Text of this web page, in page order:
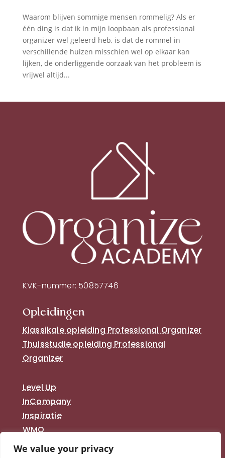
We value your privacy
Waarom blijven sommige mensen rommelig? Als er
één ding is dat ik in mijn loopbaan als professional
organizer wel geleerd heb, is dat de rommel in
verschillende huizen misschien wel op elkaar kan
lijken, de onderliggende oorzaak van het probleem is
vrijwel altijd...
KVK-nummer: 50857746
Opleidingen
Klassikale opleiding Professional Organizer
Thuisstudie opleiding Professional
Organizer
Level Up
InCompany
Inspiratie
WMO